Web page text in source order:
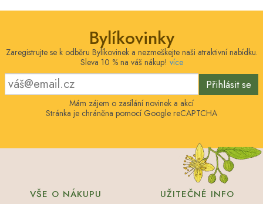
Bylíkovinky
Zaregistrujte se k odběru Bylíkovinek a nezmeškejte naši atraktivní nabídku.
Sleva 10 % na váš nákup! více
Přihlásit se
Mám zájem o zasílání novinek a akcí
Stránka je chráněna pomocí Google reCAPTCHA
VŠE O NÁKUPU UŽITEČNÉ INFO